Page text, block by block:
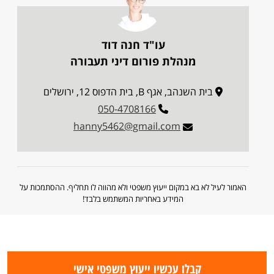
עו"ד חנה דוד
מנהלת פורום דיני תעבורה
בית השנהב, אגף B, בית הדפוס 12, ירושלים
050-4708166
hanny5462@gmail.com
האמור לעיל לא בא במקום ייעוץ משפטי ולא מהווה לו תחליף. ההסתמכות על
המידע באחריות המשתמש בלבד!
קבלו עכשיו ייעוץ משפטי אישי